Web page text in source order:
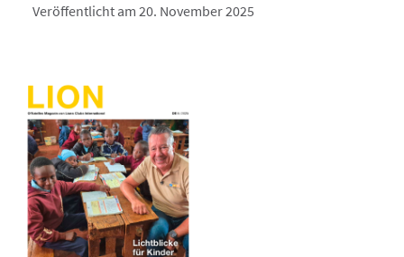
Veröffentlicht am 20. November 2025